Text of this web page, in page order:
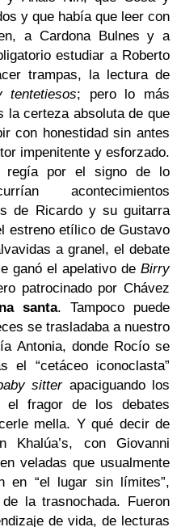
y que había que leer con
a Cardona Bulnes y a
estudiar a Roberto
trampas, la lectura de
; pero lo más
la certeza absoluta de que
con honestidad sin antes
impenitente y esforzado.
por el signo de lo
acontecimientos
de Ricardo y su guitarra
estreno etílico de Gustavo
a granel, el debate
ganó el apelativo de Birry
patrocinado por Chávez
santa. Tampoco puede
se trasladaba a nuestro
Antonia, donde Rocío se
el “cetáceo iconoclasta”
sitterapaciguando los
el fragor de los debates
mella. Y qué decir de
con Giovanni
veladas que usualmente
en “el lugar sin límites”,
la trasnochada. Fueron
de vida, de lecturas